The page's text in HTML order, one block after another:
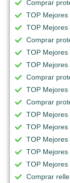
Comprar
TOP
TOP
Comprar
TOP
TOP
Comprar
TOP
Comprar
TOP
TOP
TOP
TOP
TOP
Comprar